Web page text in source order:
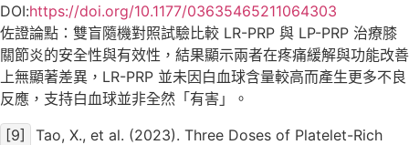
DOI:https://doi.org/10.1177/03635465211064303
佐證論點：雙盲隨機對照試驗比較 LR-PRP 與 LP-PRP 治療膝
關節炎的安全性與有效性，結果顯示兩者在疼痛緩解與功能改善
上無顯著差異，LR-PRP 並未因白血球含量較高而產生更多不良
反應，支持白血球並非全然「有害」。
[9]
Tao, X., et al. (2023). Three Doses of Platelet-Rich